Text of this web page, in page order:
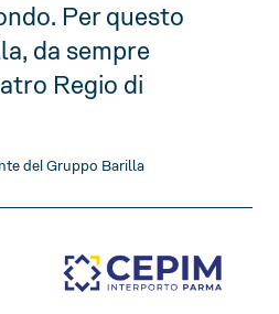
Per questo
da sempre
Regio di
delGruppo Barilla